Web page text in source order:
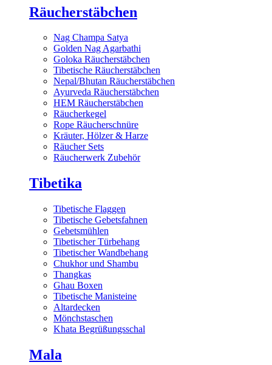
Räucherstäbchen
Nag Champa Satya
Golden Nag Agarbathi
Goloka Räucherstäbchen
Tibetische Räucherstäbchen
Nepal/Bhutan Räucherstäbchen
Ayurveda Räucherstäbchen
HEM Räucherstäbchen
Räucherkegel
Rope Räucherschnüre
Kräuter, Hölzer & Harze
Räucher Sets
Räucherwerk Zubehör
Tibetika
Tibetische Flaggen
Tibetische Gebetsfahnen
Gebetsmühlen
Tibetischer Türbehang
Tibetischer Wandbehang
Chukhor und Shambu
Thangkas
Ghau Boxen
Tibetische Manisteine
Altardecken
Mönchstaschen
Khata Begrüßungsschal
Mala